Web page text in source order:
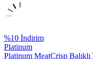
%10 İndirim
Platinum
Platinum MeatCrisp